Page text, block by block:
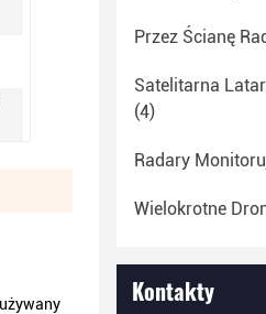
Przez Ścianę
Satelitarna
(4)
Radary
Wielokrotne
Kontakty